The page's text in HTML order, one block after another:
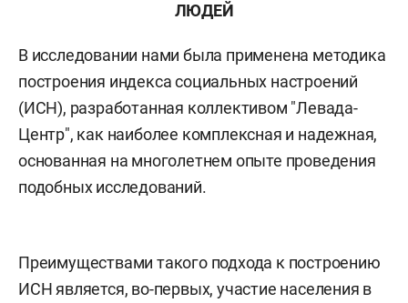
ЛЮДЕЙ
В исследовании нами была применена методика
построения индекса социальных настроений
(ИСН), разработанная коллективом "Левада-
Центр", как наиболее комплексная и надежная,
основанная на многолетнем опыте проведения
подобных исследований.
Преимуществами такого подхода к построению
ИСН является, во-первых, участие населения в